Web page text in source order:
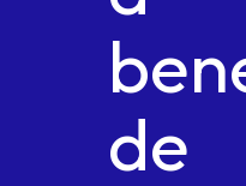
de